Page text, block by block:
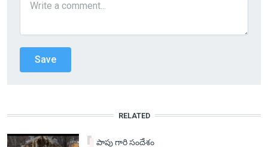
RELATED
పాపు గారి సందేశం